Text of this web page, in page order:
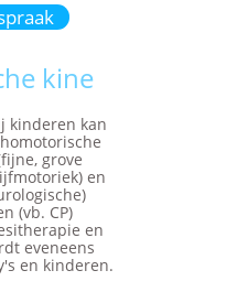
kine
kinderen kan
grove
en
(vb. CP)
en
eveneens
en kinderen.